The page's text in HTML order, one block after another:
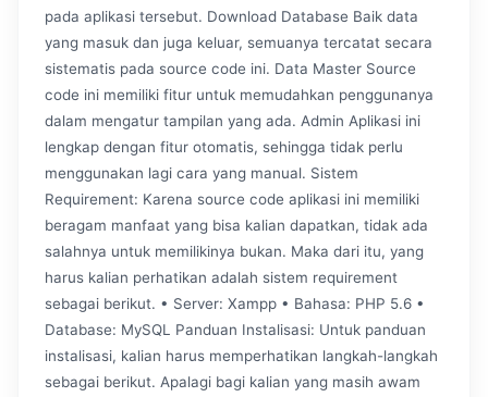
pada aplikasi tersebut. Download Database Baik data
yang masuk dan juga keluar, semuanya tercatat secara
sistematis pada source code ini. Data Master Source
code ini memiliki fitur untuk memudahkan penggunanya
dalam mengatur tampilan yang ada. Admin Aplikasi ini
lengkap dengan fitur otomatis, sehingga tidak perlu
menggunakan lagi cara yang manual. Sistem
Requirement: Karena source code aplikasi ini memiliki
beragam manfaat yang bisa kalian dapatkan, tidak ada
salahnya untuk memilikinya bukan. Maka dari itu, yang
harus kalian perhatikan adalah sistem requirement
sebagai berikut. • Server: Xampp • Bahasa: PHP 5.6 •
Database: MySQL Panduan Instalisasi: Untuk panduan
instalisasi, kalian harus memperhatikan langkah-langkah
sebagai berikut. Apalagi bagi kalian yang masih awam